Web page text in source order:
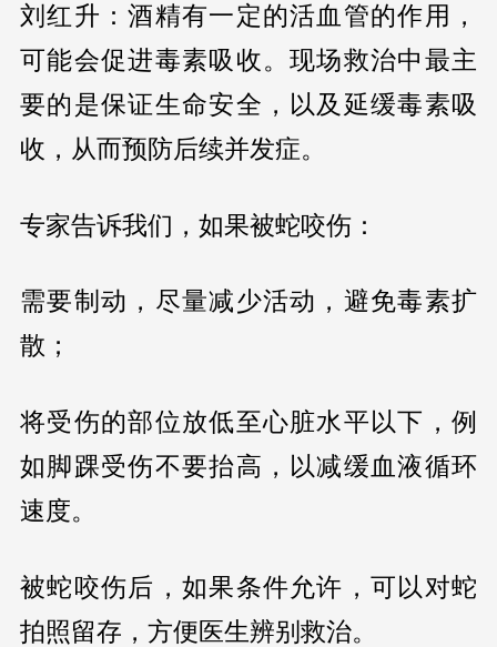
刘红升：酒精有一定的活血管的作用，
可能会促进毒素吸收。现场救治中最主
要的是保证生命安全，以及延缓毒素吸
收，从而预防后续并发症。
专家告诉我们，如果被蛇咬伤：
需要制动，尽量减少活动，避免毒素扩
散；
将受伤的部位放低至心脏水平以下，例
如脚踝受伤不要抬高，以减缓血液循环
速度。
被蛇咬伤后，如果条件允许，可以对蛇
拍照留存，方便医生辨别救治。